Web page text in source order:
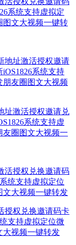
系统支持虚拟定
图文大视频一键转
址激活授权邀请兑
系统支持虚
圈图文大视频一
授权兑换邀请码卡
支持虚拟定位微
大视频一键转发